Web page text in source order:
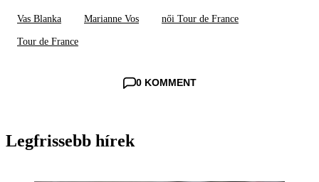
Vas Blanka Marianne Vos női Tour de France
Tour de France
0 KOMMENT
Legfrissebb hírek